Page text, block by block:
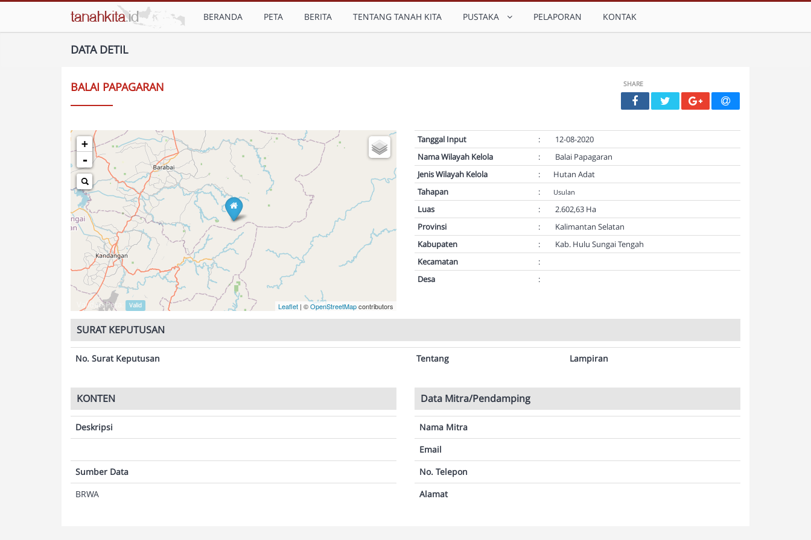
BERANDA PETA BERITA TENTANG TANAH KITA PUSTAKA PELAPORAN KONTAK
DATA DETIL
BALAI PAPAGARAN SHARE
+
-
Leaflet | ©OpenStreetMapcontributors
Validasi Peta: Valid
Tanggal Input :
12-08-2020
Nama Wilayah Kelola
:
Balai Papagaran
Jenis Wilayah Kelola
:
Hutan Adat
Tahapan
: Usulan
Luas :
2.602,63 Ha
Provinsi
:
Kalimantan Selatan
Kabupaten
:
Kab. Hulu Sungai Tengah
Kecamatan
:
Desa
:
SURAT KEPUTUSAN
No. Surat Keputusan Tentang Lampiran
KONTEN
Deskripsi
Sumber Data
BRWA
Data Mitra/Pendamping
Nama Mitra
Email
No. Telepon
Alamat